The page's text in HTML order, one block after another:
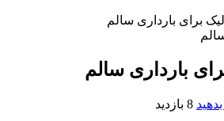
برای بارداری سالم
بارداری سالم
8 بازدید